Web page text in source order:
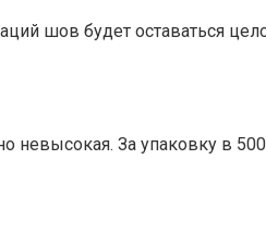
шов будет оставаться
За упаковку в 500